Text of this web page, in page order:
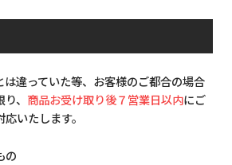
は違っていた等、お客様のご都合の場合
、 商品お受け取り後７営業日以内にご
いたします。
の